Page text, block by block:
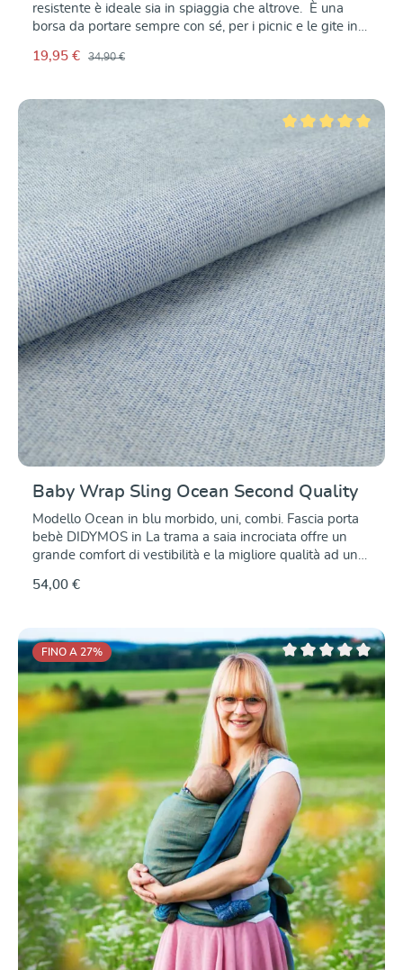
resistente è ideale sia in spiaggia che altrove. È una
borsa da portare sempre con sé, per i picnic e le gite in
come borsa per i pannolini, per i viaggi in macchina, per
vostra vita! Con una dimensione di 55 x47x13 cm, la
borsa offre un gran volume di capienza. Piegata, occupa
uno spazio minimo e si può portare con sé ovunque si
vada. Modello Katja: Allegre righe in rosso, arancione,
blu, verde e giallo.
19,95 € 34,90 €
Valutazione media
Baby Wrap Sling Ocean Second Quality
Modello Ocean in blu morbido, uni, combi. Fascia porta
bebè DIDYMOS in La trama a saia incrociata offre un
grande comfort di vestibilità e la migliore qualità ad un
saldamente, con elasticità, può essere legato in modo
adattato a diverse forme del corpo, fornendo un
sostegno sicuro a tutto tondo. Stabile dimensionalmente
e resistente Morbido fin dall'inizio Il cotone è il migliore,
qualità organica Colori privo di sostanze nocive, senza
metalli pesanti
54,00 €
FINO A 27%
Valutazione media di